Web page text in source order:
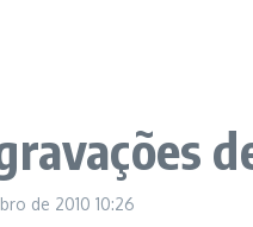
de 2010 10:26